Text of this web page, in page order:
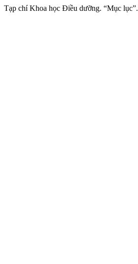
Tạp chí Khoa học Điều dưỡng. “Mục lục”.